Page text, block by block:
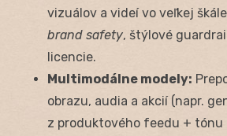
vizuálov a videí vo veľkej
brand safety, štýlové
licencie.
Multimodálne modely:
obrazu, audia a akcií (napr.
z produktového feedu + tónu